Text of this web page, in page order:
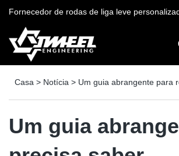
Fornecedor de rodas de liga leve
Casa > Notícia > Um guia abrangente para
Um guia